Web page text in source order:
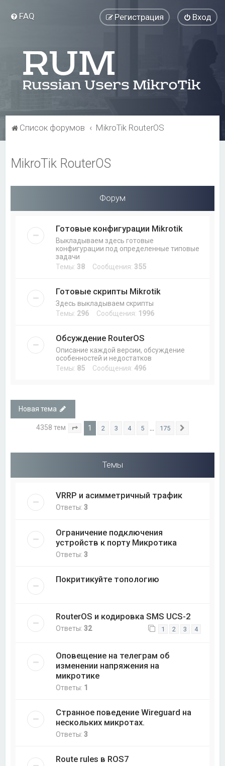
FAQ Вход
Регистрация
Список форумов MikroTik RouterOS
MikroTik RouterOS
Форум
Готовые конфигурации Mikrotik
Выкладываем здесь готовые
конфигурации под определенные типовые
задачи
Темы: 38 Сообщения: 355
Готовые скрипты Mikrotik
Здесь выкладываем скрипты
Темы: 296 Сообщения: 1996
Обсуждение RouterOS
Описание каждой версии, обсуждение
особенностей и недостатков
Темы: 85 Сообщения:496
Новая тема
4358 тем Страница из 175
1 2 3 4 5 175
Темы
VRRP и асимметричный трафик
Ответы:3
Ограничение подключения
устройств к порту Микротика
Ответы:3
Покритикуйте топологию
RouterOS и кодировка SMS UCS-2
Ответы:32 1 2 3 4
Оповещение на телеграм об
изменении напряжения на
микротике
Ответы: 1
Странное поведение Wireguard на
нескольких микротах.
Ответы:3
Route rules в ROS7